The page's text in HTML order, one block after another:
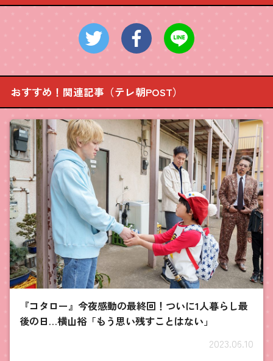
おすすめ！関連記事（テレ朝POST）
『コタロー』今夜感動の最終回！ついに1人暮らし最
後の日…横山裕「もう思い残すことはない」
2023.06.10